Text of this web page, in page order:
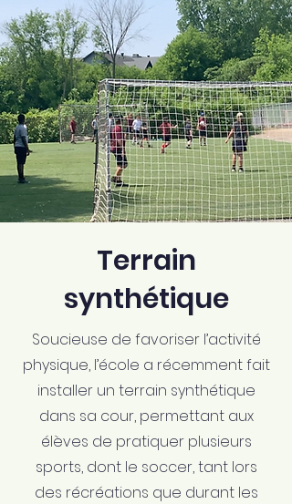
Terrain
synthétique
Soucieuse de favoriser l’activité
physique, l’école a récemment fait
installer un terrain synthétique
dans sa cour, permettant aux
élèves de pratiquer plusieurs
sports, dont le soccer, tant lors
des récréations que durant les